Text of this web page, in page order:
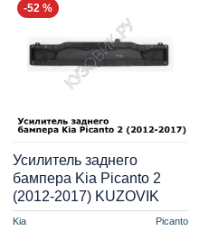
-52 %
Kia Picanto
Усилитель заднего
бампера Kia Picanto 2
(2012-2017) KUZOVIK